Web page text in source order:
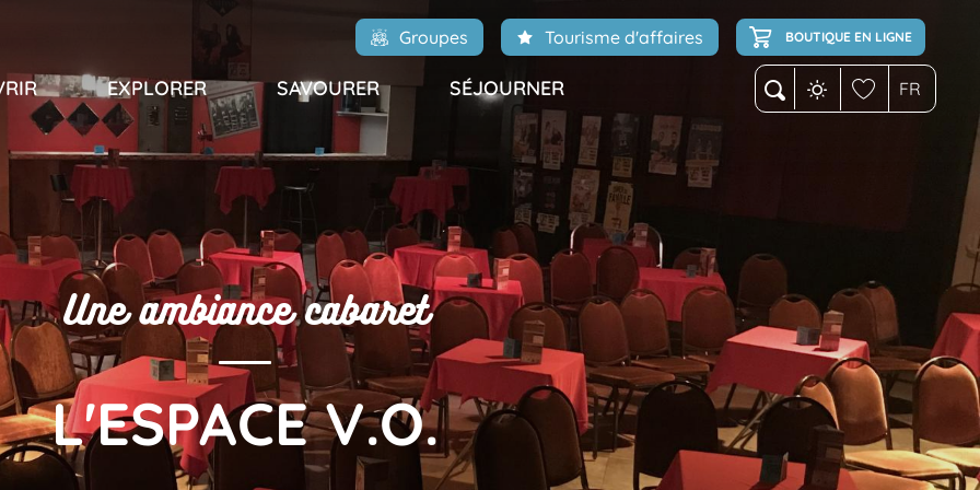
Recherche FR
Groupes Tourisme d'affaires BOUTIQUE EN LIGNE
EXPLORER SAVOURER SÉJOURNER
Une ambiance cabaret
L'ESPACE V.O.